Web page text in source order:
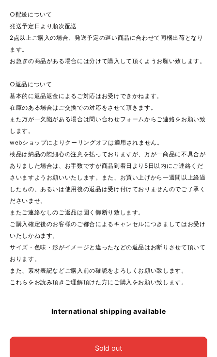
○配送について
発送予定日より順次配送
2点以上ご購入の場合、発送予定の遅い商品に合わせて同梱出荷となり
ます。
お急ぎの商品がある場合には分けて購入して頂くようお願い致します。
○返品について
基本的に返品返金によるご対応はお受けできかねます。
在庫のある場合はご交換での対応をさせて頂きます。
また万が一欠陥がある場合は問い合わせフォームからご連絡をお願い致
します。
webショップによりクーリングオフは適用されません。
検品は納品の際細心の注意を払っておりますが、万が一商品に不具合が
ありました場合は、お手数ですが商品到着日より5日以内にご連絡くだ
さいますようお願いいたします。また、お買い上げから一週間以上経過
したもの、あるいは使用後の返品は受け付けておりませんのでご了承く
ださいませ。
またご連絡なしのご返品は固く御断り致します。
ご購入確定後のお客様のご都合によるキャンセルにつきましてはお受け
いたしかねます。
サイズ・色味・形がイメージと違ったなどの返品はお断りさせて頂いて
おります。
また、素材表記などご購入前の確認をよろしくお願い致します。
これらをお読み頂きご理解頂けた方にご購入をお願い致します。
International shipping available
Sold out